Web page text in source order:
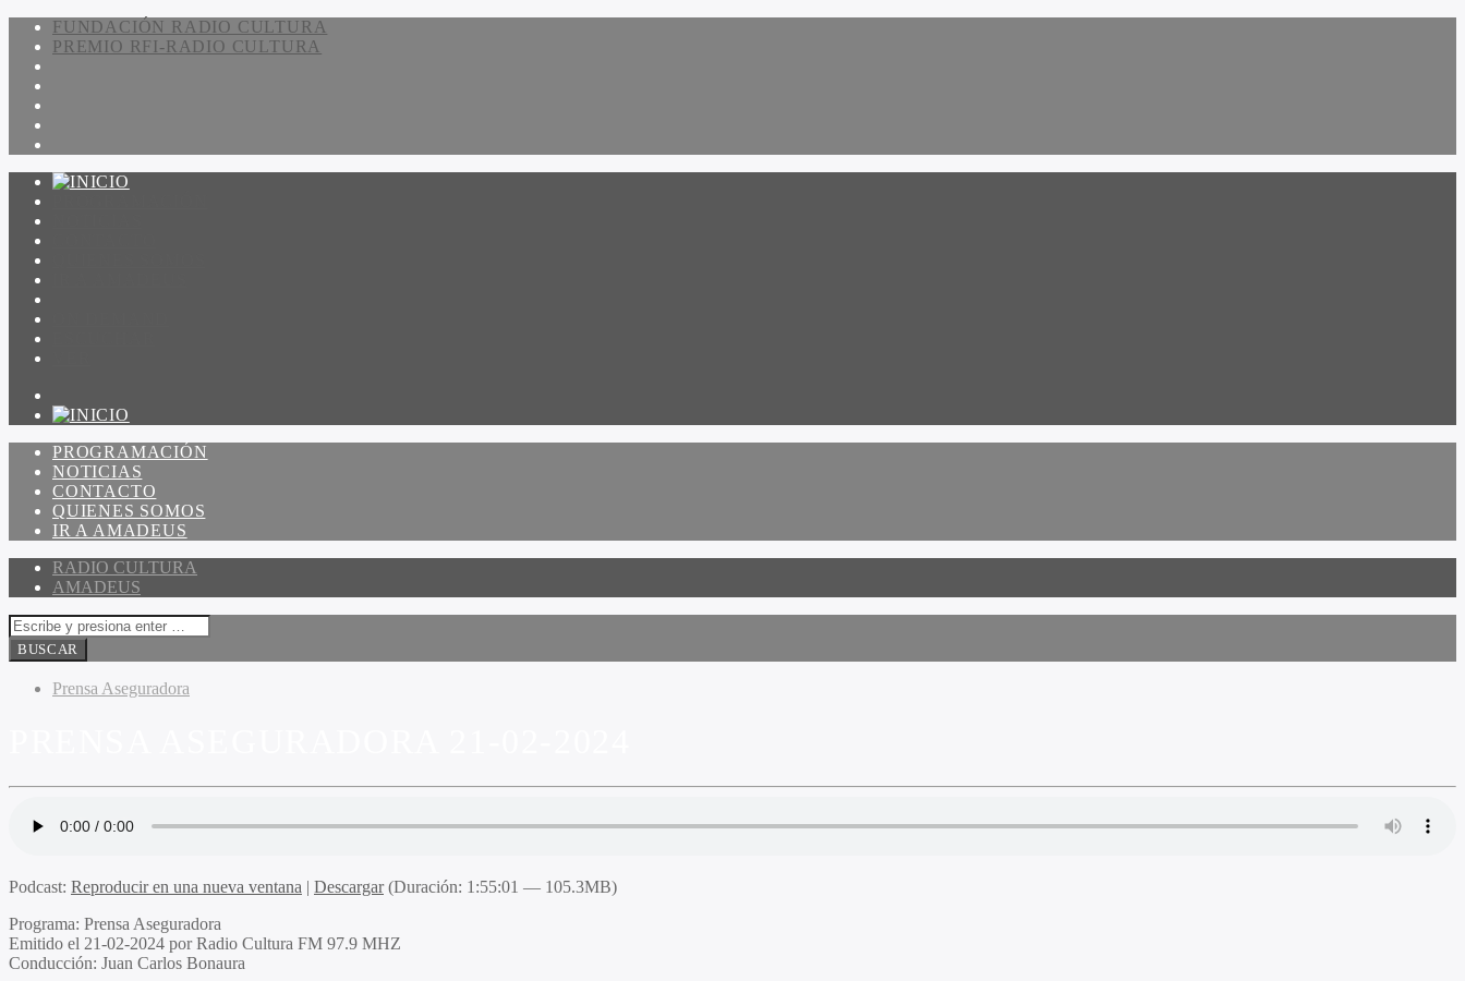
FUNDACIÓN RADIO CULTURA
PREMIO RFI-RADIO CULTURA
PROGRAMACIÓN
NOTICIAS
CONTACTO
QUIENES SOMOS
IR A AMADEUS
RADIO CULTURA
AMADEUS
Prensa Aseguradora
Podcast: Reproducir en una nueva ventana | Descargar(Duración: 1:55:01 — 105.3MB)
Programa: Prensa Aseguradora
Emitido el 21-02-2024 por Radio Cultura FM 97.9 MHZ
Conducción: Juan Carlos Bonaura